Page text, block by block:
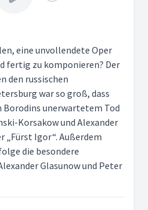
eine unvollendete Oper
fertig zu komponieren? Der
den russischen
war so groß, dass
Borodins unerwartetem Tod
Korsakow und Alexander
„Fürst Igor“. Außerdem
die besondere
Glasunow und Peter